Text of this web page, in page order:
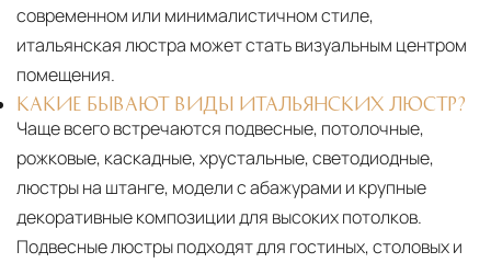
современном или минималистичном стиле,
итальянская люстра может стать визуальным центром
помещения.
КАКИЕ БЫВАЮТ ВИДЫ ИТАЛЬЯНСКИХ ЛЮСТР?
Чаще всего встречаются подвесные, потолочные,
рожковые, каскадные, хрустальные, светодиодные,
люстры на штанге, модели с абажурами и крупные
декоративные композиции для высоких потолков.
Подвесные люстры подходят для гостиных, столовых и